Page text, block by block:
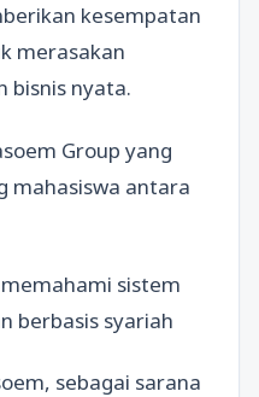
kesempatan
merasakan
bisnis nyata.
Group yang
mahasiswa antara
memahami sistem
berbasis syariah
sebagai sarana